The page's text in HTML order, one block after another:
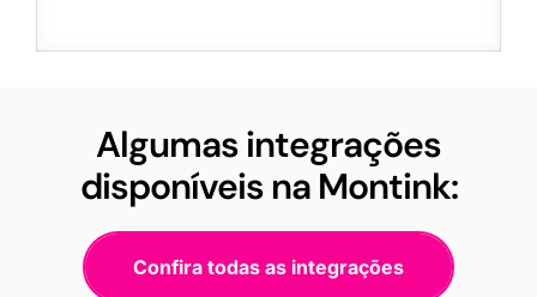
Algumas integrações
disponíveis na Montink:
Confira todas as integrações